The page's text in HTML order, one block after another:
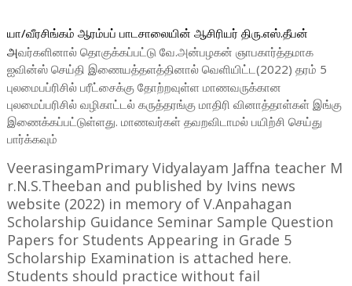
யா/வீரசிங்கம் ஆரம்பப் பாடசாலையின் ஆசிரியர் திரு.எஸ்.தீபன்
அவர்களினால் தொகுக்கப்பட்டு வே.அன்பழகன் ஞாபகார்த்தமாக
ஐவின்ஸ்செய்தி இணையத்தளத்தினால்வெளியிட்ட(2022) தரம் 5
புலமைபப்ரிசில் பரீட்சைக்கு தோற்றவுள்ள மாணவருக்கான
புலமைப்பரிசில் வழிகாட்டல் கருத்தரங்கு மாதிரி வினாத்தாள்கள் இங்கு
இணைக்கப்பட்டுள்ளது. மாணவர்கள் தவறவிடாமல் பயிற்சி செய்து
பார்க்கவும்
VeerasingamPrimary Vidyalayam Jaffna teacher M
r.N.S.Theeban and published by Ivins news
website (2022) in memory of V.Anpahagan
Scholarship Guidance Seminar Sample Question
Papers for Students Appearing in Grade 5
Scholarship Examination is attached here.
Students should practice without fail